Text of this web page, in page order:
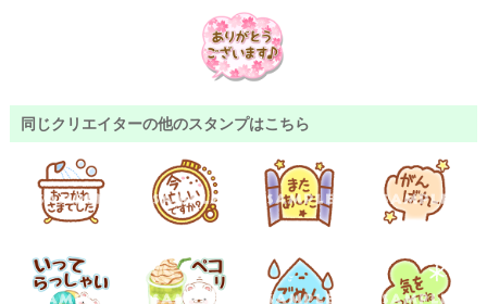
同じクリエイターの他のスタンプはこちら